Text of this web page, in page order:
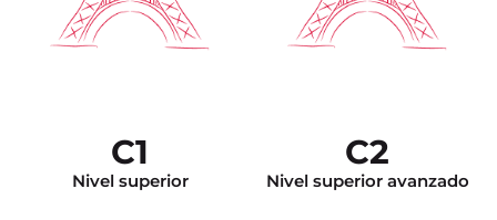
C1
Nivel superior
C2
Nivel superior avanzado